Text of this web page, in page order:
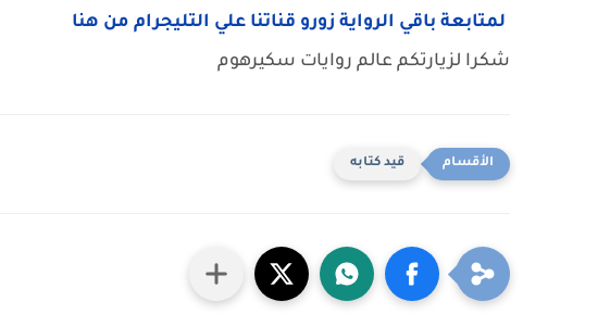
لمتابعة باقي الرواية زورو قناتنا علي التليجرام من هنا
شكرا لزيارتكم عالم روايات سكيرهوم
قيد كتابه